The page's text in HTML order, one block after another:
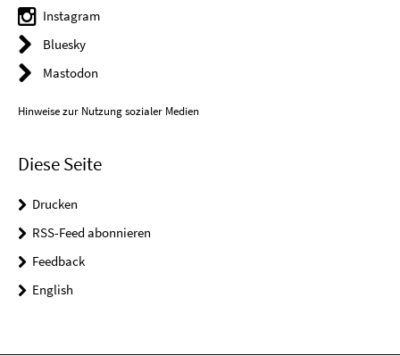
Instagram
Bluesky
Mastodon
Hinweise zur Nutzung sozialer Medien
Diese Seite
Drucken
RSS-Feed abonnieren
Feedback
English